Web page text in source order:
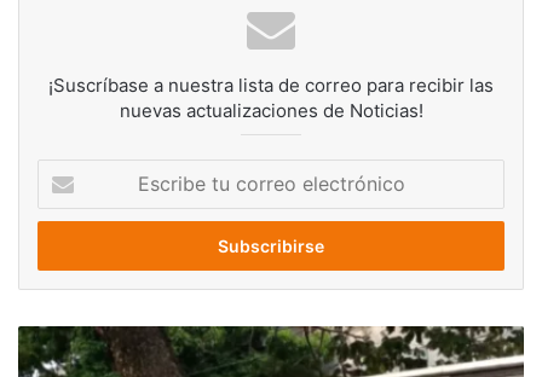
¡Suscríbase a nuestra lista de correo para recibir las
nuevas actualizaciones de Noticias!
correo
Autobús
sin